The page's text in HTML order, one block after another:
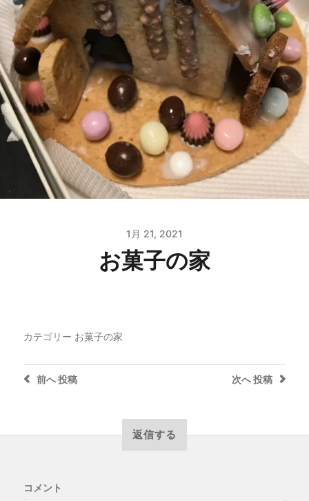
1月 21, 2021
お菓子の家
カテゴリー お菓子の家
次へ投稿
前へ投稿
返信する
コメント